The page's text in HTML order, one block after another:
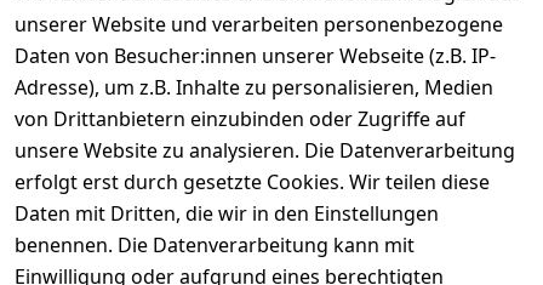
unserer Website und verarbeiten personenbezogene
Daten von Besucher:innen unserer Webseite (z.B. IP-
Adresse), um z.B. Inhalte zu personalisieren, Medien
von Drittanbietern einzubinden oder Zugriffe auf
unsere Website zu analysieren. Die Datenverarbeitung
erfolgt erst durch gesetzte Cookies. Wir teilen diese
Daten mit Dritten, die wir in den Einstellungen
benennen. Die Datenverarbeitung kann mit
Einwilligung oder aufgrund eines berechtigten
Rechtliches
AGB
Impressum
Datenschutze
rklärung
Über uns
Kontakt
Registrieren
Kataloge zum
Download
Wir
versenden
mit
Zahle
bequem per